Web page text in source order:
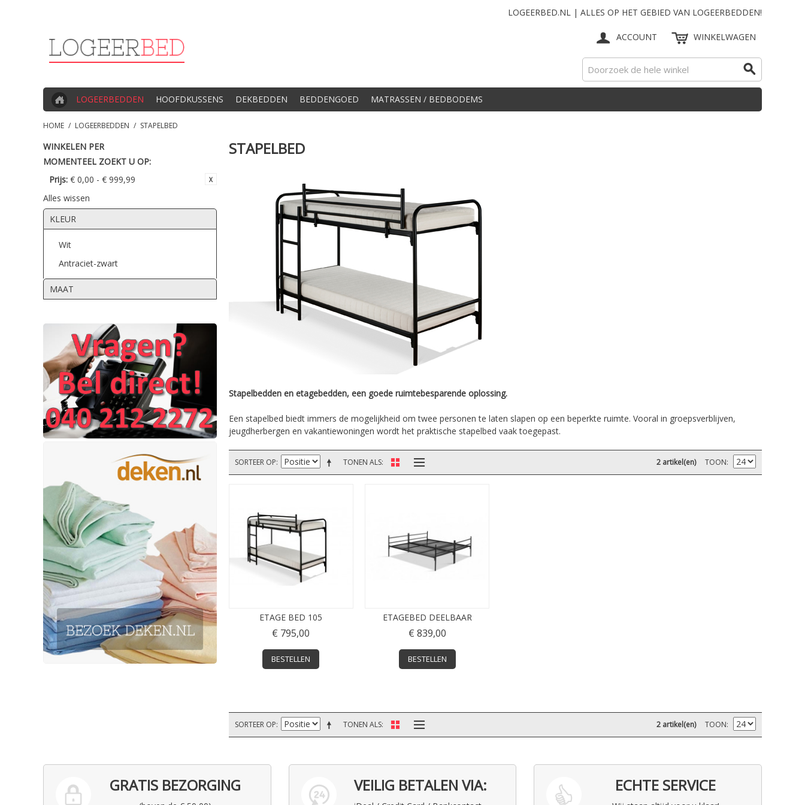
LOGEERBED.NL | ALLES OP HET GEBIED VAN LOGEERBEDDEN!
ACCOUNT WINKELWAGEN
LOGEERBEDDEN HOOFDKUSSENS DEKBEDDEN BEDDENGOED MATRASSEN / BEDBODEMS
HOME / LOGEERBEDDEN / STAPELBED
WINKELEN PER
MOMENTEEL ZOEKT U OP:
Prijs: € 0,00 - € 999,99
Alles wissen
KLEUR
Wit
Antraciet-zwart
MAAT
STAPELBED
Stapelbedden en etagebedden, een goede ruimtebesparende oplossing.
Een stapelbed biedt immers de mogelijkheid om twee personen te laten slapen op een beperkte ruimte. Vooral in groepsverblijven,
jeugdherbergen en vakantiewoningen wordt het praktische stapelbed vaak toegepast.
TONEN ALS
SORTEER OP 2 artikel(en) TOON
ETAGE BED 105
€ 795,00
BESTELLEN
ETAGEBED DEELBAAR
€ 839,00
BESTELLEN
TONEN ALS
SORTEER OP 2 artikel(en) TOON
GRATIS BEZORGING VEILIG BETALEN VIA: ECHTE SERVICE